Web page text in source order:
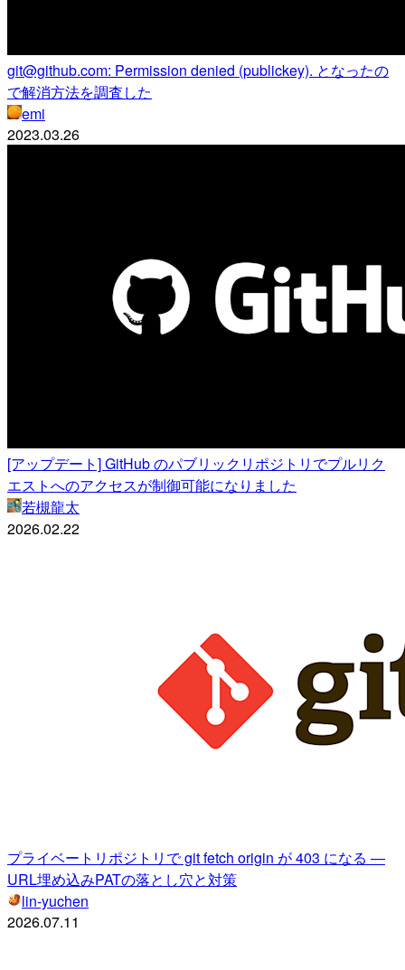
git@github.com: Permission denied (publickey). となったの
で解消方法を調査した
emi
2023.03.26
[アップデート] GitHub のパブリックリポジトリでプルリク
エストへのアクセスが制御可能になりました
若槻龍太
2026.02.22
プライベートリポジトリで git fetch origin が 403 になる —
URL埋め込みPATの落とし穴と対策
lin-yuchen
2026.07.11